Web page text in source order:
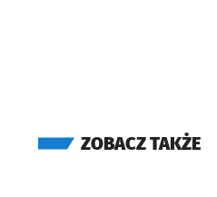
ZOBACZ TAKŻE